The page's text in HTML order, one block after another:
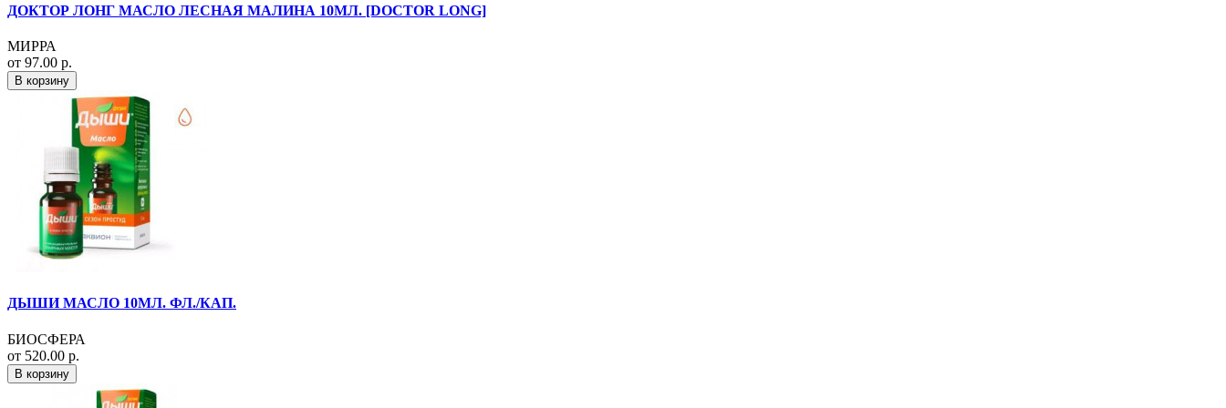
ДОКТОР ЛОНГ МАСЛО ЛЕСНАЯ МАЛИНА 10МЛ. [DOCTOR LONG]
МИРРА
от 97.00 р.
В корзину
ДЫШИ МАСЛО 10МЛ. ФЛ./КАП.
БИОСФЕРА
от 520.00 р.
В корзину